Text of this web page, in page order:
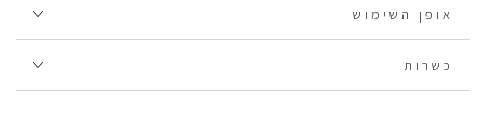
אופן השימוש
כשרות